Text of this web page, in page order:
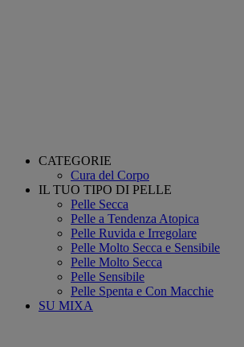
CATEGORIE
Cura del Corpo
IL TUO TIPO DI PELLE
Pelle Secca
Pelle a Tendenza Atopica
Pelle Ruvida e Irregolare
Pelle Molto Secca e Sensibile
Pelle Molto Secca
Pelle Sensibile
Pelle Spenta e Con Macchie
SU MIXA